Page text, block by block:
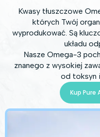
Kwasy tłuszczowe
których Twój
wyprodukować. Są
układu
Nasze Omega-3
znanego z wysokiej
od toksyn
Kup Pure